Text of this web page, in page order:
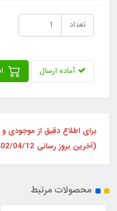
تعداد
آماده ارسال
برای اطلاع دقیق از موجودی
(آخرین بروز رسانی 1402/04/12)
محصولات مرتبط